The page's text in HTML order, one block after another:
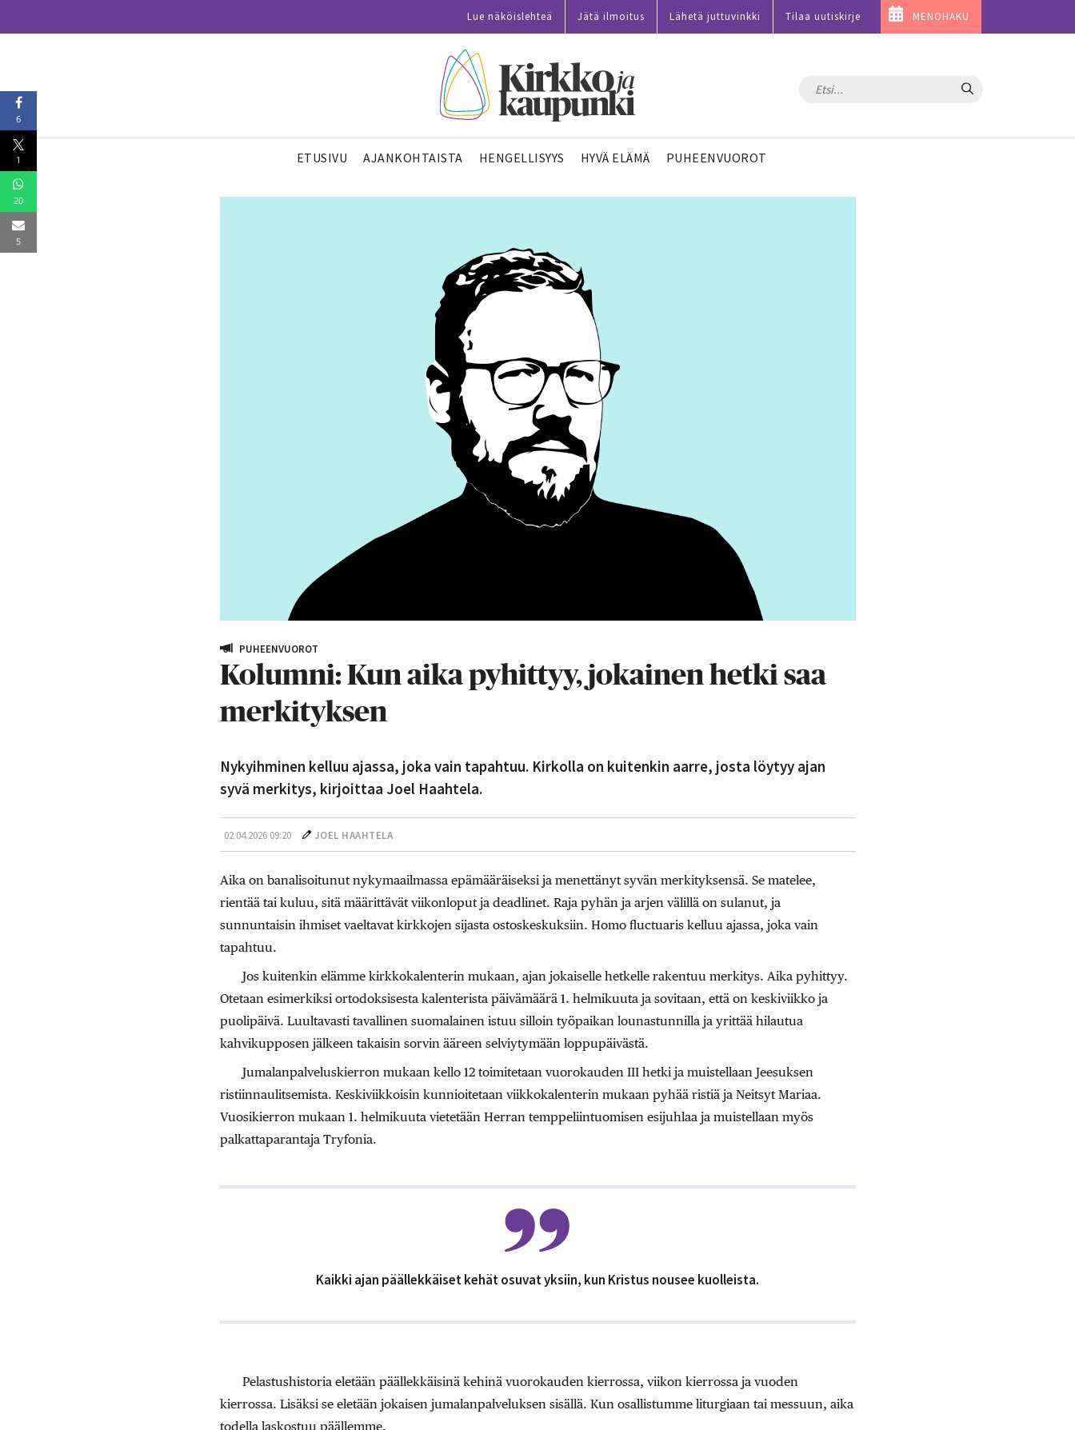
Lue näköislehteä Jätä ilmoitus Lähetä juttuvinkki Tilaa uutiskirje MENOHAKU
Hae
ETUSIVU AJANKOHTAISTA HENGELLISYYS HYVÄ ELÄMÄ PUHEENVUOROT
PUHEENVUOROT
Kolumni: Kun aika pyhittyy, jokainen hetki saa
merkityksen
Nykyihminen kelluu ajassa, joka vain tapahtuu. Kirkolla on kuitenkin aarre, josta löytyy ajan
syvä merkitys, kirjoittaa Joel Haahtela.
02.04.2026 09:20 JOEL HAAHTELA
Aika on banalisoitunut nykymaailmassa epämääräiseksi ja menettänyt syvän merkityksensä. Se matelee,
rientää tai kuluu, sitä määrittävät viikonloput ja deadlinet. Raja pyhän ja arjen välillä on sulanut, ja
sunnuntaisin ihmiset vaeltavat kirkkojen sijasta ostoskeskuksiin. Homo fluctuaris kelluu ajassa, joka vain
tapahtuu.
Jos kuitenkin elämme kirkkokalenterin mukaan, ajan jokaiselle hetkelle rakentuu merkitys. Aika pyhittyy.
Otetaan esimerkiksi ortodoksisesta kalenterista päivämäärä 1. helmikuuta ja sovitaan, että on keskiviikko ja
puolipäivä. Luultavasti tavallinen suomalainen istuu silloin työpaikan lounastunnilla ja yrittää hilautua
kahvikupposen jälkeen takaisin sorvin ääreen selviytymään loppupäivästä.
Jumalanpalveluskierron mukaan kello 12 toimitetaan vuorokauden III hetki ja muistellaan Jeesuksen
ristiinnaulitsemista. Keskiviikkoisin kunnioitetaan viikkokalenterin mukaan pyhää ristiä ja Neitsyt Mariaa.
Vuosikierron mukaan 1. helmikuuta vietetään Herran temppeliintuomisen esijuhlaa ja muistellaan myös
palkattaparantaja Tryfonia.
Kaikki ajan päällekkäiset kehät osuvat yksiin, kun Kristus nousee kuolleista.
Pelastushistoria eletään päällekkäisinä kehinä vuorokauden kierrossa, viikon kierrossa ja vuoden
kierrossa. Lisäksi se eletään jokaisen jumalanpalveluksen sisällä. Kun osallistumme liturgiaan tai messuun, aika
todella laskostuu päällemme.
6
1
20
5